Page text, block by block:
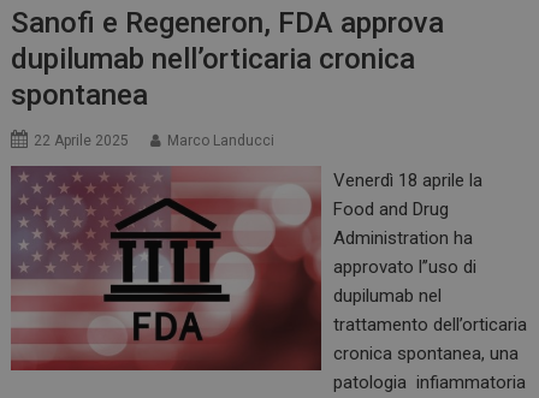
Sanofi e Regeneron, FDA approva
dupilumab nell’orticaria cronica
spontanea
22 Aprile 2025 Marco Landucci
Venerdì 18 aprile la
Food and Drug
Administration ha
approvato l’’uso di
dupilumab nel
trattamento dell’orticaria
cronica spontanea, una
patologia infiammatoria